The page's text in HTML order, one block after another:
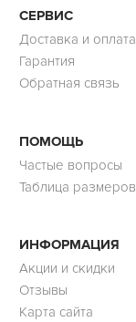
СЕРВИС
Доставка и оплата
Гарантия
Обратная связь
ПОМОЩЬ
Частые вопросы
Таблица размеров
ИНФОРМАЦИЯ
Акции и скидки
Отзывы
Карта сайта